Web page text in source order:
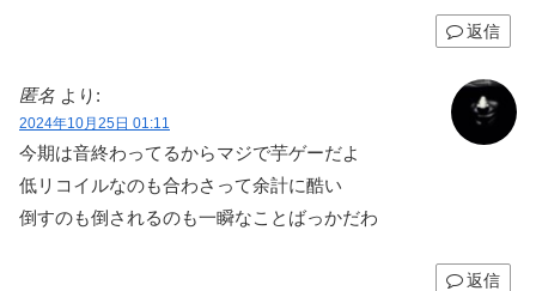
返信
匿名 より:
2024年10月25日 01:11
今期は音終わってるからマジで芋ゲーだよ
低リコイルなのも合わさって余計に酷い
倒すのも倒されるのも一瞬なことばっかだわ
返信